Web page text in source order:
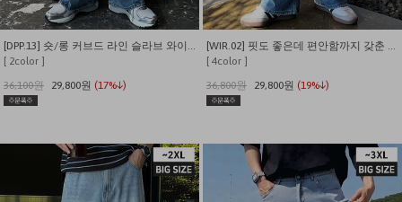
[DPP.13] 숏/롱 커브드 라인 슬라브 와이드 데님 팬츠
[ 2color ]
36,100원
29,800원 (17%↓)
[WIR.02] 핏도 좋은데 편안함까지 갖춘 뒷밴딩 와이드 데님팬츠
[ 4color ]
36,800원
29,800원 (19%↓)